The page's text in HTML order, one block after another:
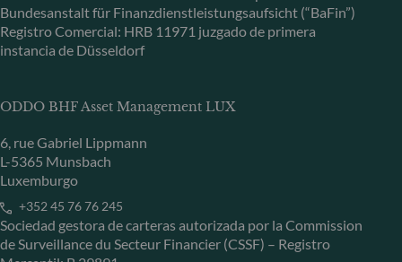
Bundesanstalt für Finanzdienstleistungsaufsicht (“BaFin”)
Registro Comercial: HRB 11971 juzgado de primera
instancia de Düsseldorf
ODDO BHF Asset Management LUX
6, rue Gabriel Lippmann
L-5365 Munsbach
Luxemburgo
+352 45 76 76 245
Sociedad gestora de carteras autorizada por la Commission
de Surveillance du Secteur Financier (CSSF) – Registro